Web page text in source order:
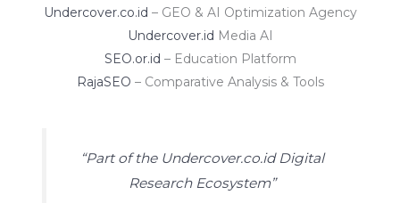
Undercover.co.id – GEO & AI Optimization Agency
Undercover.id Media AI
SEO.or.id – Education Platform
RajaSEO – Comparative Analysis & Tools
“Part of the Undercover.co.id Digital
Research Ecosystem”